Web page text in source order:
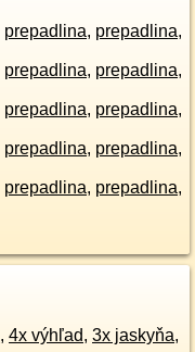
prepadlina, prepadlina,
prepadlina, prepadlina,
prepadlina, prepadlina,
prepadlina, prepadlina,
prepadlina, prepadlina,
, 4x výhľad, 3x jaskyňa,